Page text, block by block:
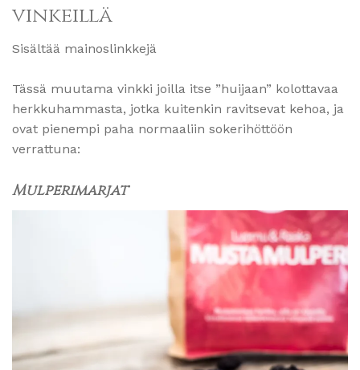
vinkeillä
Sisältää mainoslinkkejä
Tässä muutama vinkki joilla itse ”huijaan” kolottavaa
herkkuhammasta, jotka kuitenkin ravitsevat kehoa, ja
ovat pienempi paha normaaliin sokerihöttöön
verrattuna:
Mulperimarjat